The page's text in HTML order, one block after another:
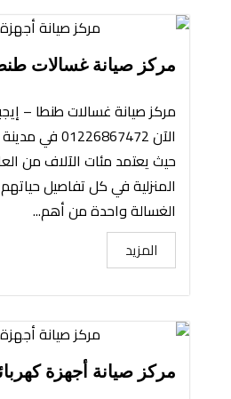
مركز صيانة غسالات
مركز صيانة غسالات طنطا –
الآن
حيث يعتمد مئات الآلاف من
المنزلية في كل تفاصيل حياتهم
الغسالة واحدة من أهم...
المزيد
مركز صيانة أجهزة